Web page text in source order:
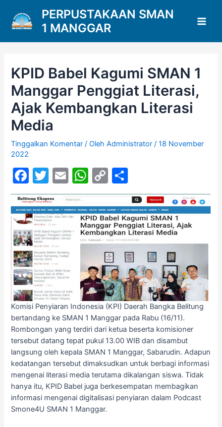
konten
PERPUSTAKAAN SMAN
1 MANGGAR
KPID Babel Kagumi SMAN 1
Manggar Penggiat Literasi,
Ajak Kembangkan Literasi
Media
Tinggalkan Komentar / OlehAdministrator/18 November
2022
F
a
c
e
b
o
o
k
T
w
itt
er
E
m
ai
l
W
h
at
s
A
p
p
C
o
p
y
Li
n
k
h
ar
e
Komisi Penyiaran Indonesia (KPI) Daerah Bangka Belitung
bertandang ke SMAN 1 Manggar pada Rabu (16/11).
Rombongan yang terdiri dari ketua beserta komisioner
tersebut datang tepat pukul 13.00 WIB dan disambut
langsung oleh kepala SMAN 1 Manggar, Sabarudin. Adapun
kedatangan tersebut dimaksudkan untuk berbagi informasi
mengenai literasi media terutama dikalangan siswa. Tidak
hanya itu, KPID Babel juga berkesempatan membagikan
informasi mengenai digitalisasi penyiaran dalam Podcast
Smone4U SMAN 1 Manggar.